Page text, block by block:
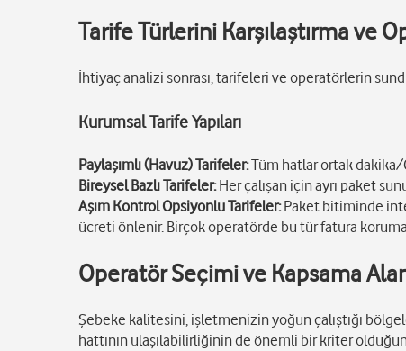
Tarife Türlerini Karşılaştırma ve
İhtiyaç analizi sonrası, tarifeleri ve operatörlerin
Kurumsal Tarife Yapıları
Paylaşımlı (Havuz) Tarifeler:Tüm hatlar ortak dakika/
Bireysel Bazlı Tarifeler:Her çalışan için ayrı paket
Aşım Kontrol Opsiyonlu Tarifeler:Paket bitiminde
ücreti önlenir. Birçok operatörde bu tür fatura
Operatör Seçimi ve Kapsama
Şebeke kalitesini, işletmenizin yoğun çalıştığı
hattının ulaşılabilirliğinin de önemli bir kriter